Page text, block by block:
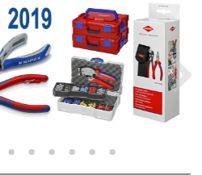
